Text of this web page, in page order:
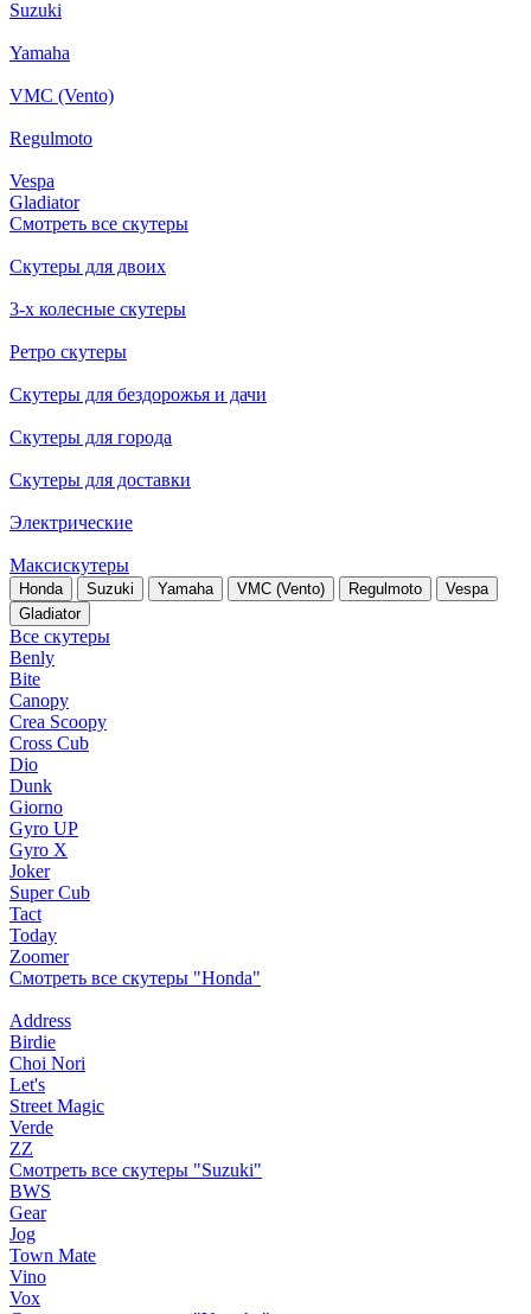
Suzuki
Yamaha
VMC (Vento)
Regulmoto
Vespa
Gladiator
Смотреть все скутеры
Скутеры для двоих
3-х колесные скутеры
Ретро скутеры
Скутеры для бездорожья и дачи
Скутеры для города
Скутеры для доставки
Электрические
Максискутеры
Honda Suzuki Yamaha VMC (Vento) Regulmoto
Vespa
Gladiator
Все скутеры
Benly
Bite
Canopy
Crea Scoopy
Cross Cub
Dio
Dunk
Giorno
Gyro UP
Gyro X
Joker
Super Cub
Tact
Today
Zoomer
Смотреть все скутеры "Honda"
Address
Birdie
Choi Nori
Let's
Street Magic
Verde
ZZ
Смотреть все скутеры "Suzuki"
BWS
Gear
Jog
Town Mate
Vino
Vox